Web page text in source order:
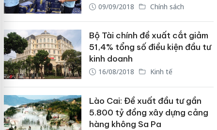
09/09/2018 Chính sách
Bộ Tài chính đề xuất cắt giảm
51,4% tổng số điều kiện đầu tư
kinh doanh
16/08/2018 Kinh tế
Lào Cai: Đề xuất đầu tư gần
5.800 tỷ đồng xây dựng cảng
hàng không Sa Pa